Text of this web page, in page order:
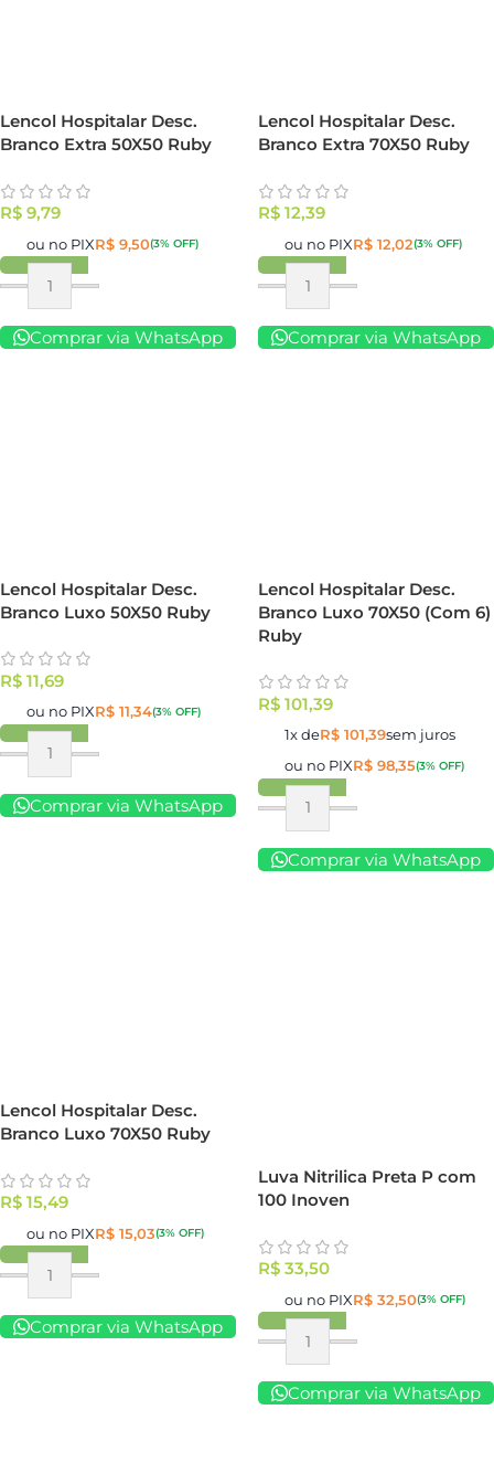
Lencol Hospitalar Desc.
Branco Extra 50X50 Ruby
R$ 9,79
ou no PIXR$ 9,50(3% OFF)
Comprar via WhatsApp
Lencol Hospitalar Desc.
Branco Extra 70X50 Ruby
R$ 12,39
ou no PIXR$ 12,02(3% OFF)
Comprar via WhatsApp
Lencol Hospitalar Desc.
Branco Luxo 50X50 Ruby
R$ 11,69
ou no PIXR$ 11,34(3% OFF)
Comprar via WhatsApp
Lencol Hospitalar Desc.
Branco Luxo 70X50 (Com 6)
Ruby
R$ 101,39
1x deR$ 101,39sem juros
ou no PIXR$ 98,35(3% OFF)
Comprar via WhatsApp
Lencol Hospitalar Desc.
Branco Luxo 70X50 Ruby
R$ 15,49
ou no PIXR$ 15,03(3% OFF)
Comprar via WhatsApp
Luva Nitrilica Preta P com
100 Inoven
R$ 33,50
ou no PIXR$ 32,50(3% OFF)
Comprar via WhatsApp